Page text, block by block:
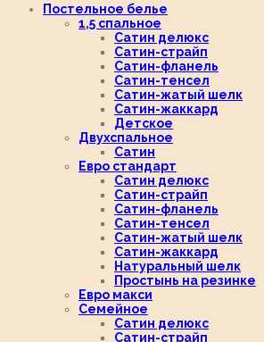
Постельное белье
1,5 спальное
Сатин делюкс
Сатин-страйп
Сатин-фланель
Сатин-тенсел
Сатин-жатый шелк
Сатин-жаккард
Детское
Двухспальное
Сатин
Евро стандарт
Сатин делюкс
Сатин-страйп
Сатин-фланель
Сатин-тенсел
Сатин-жатый шелк
Сатин-жаккард
Натуральный шелк
Простынь на резинке
Евро макси
Семейное
Сатин делюкс
Сатин-страйп